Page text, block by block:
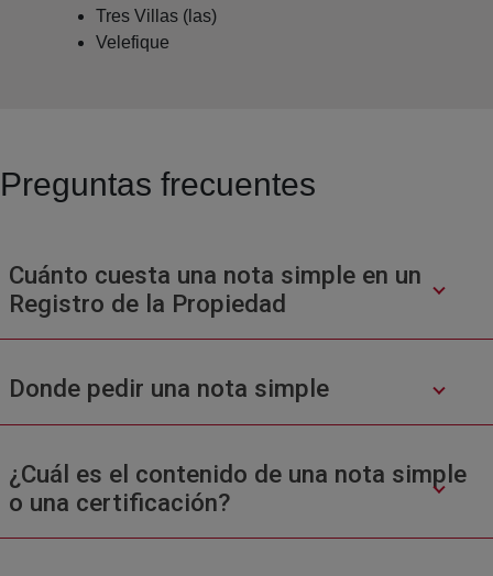
Tres Villas (las)
Velefique
Preguntas frecuentes
Cuánto cuesta una nota simple en un
Registro de la Propiedad
Donde pedir una nota simple
¿Cuál es el contenido de una nota simple
o una certificación?